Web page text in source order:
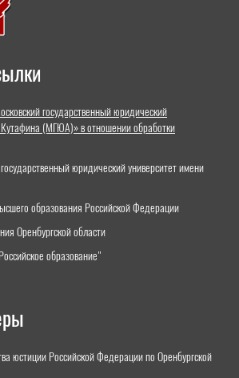
государственный юридический
(МГЮА)» в отношении обработки
юридический университет имени
образования Российской Федерации
Оренбургской области
образование"
юстиции Российской Федерации по Оренбургской